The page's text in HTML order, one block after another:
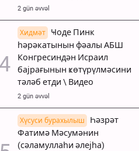
2 gün əvvəl
Хидмәт
Ҹоде Пинк
һәрәкатынын фәалы АБШ
Конгресиндән Исраил
бајрағынын ҝөтүрүлмәсини
тәләб етди \ Видео
2 gün əvvəl
Хүсуси бурахылыш
Һәзрәт
Фатимә Мәсумәнин
(сәламуллаһи әлејһа)